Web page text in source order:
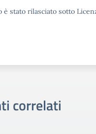
stato rilasciato sotto
correlati